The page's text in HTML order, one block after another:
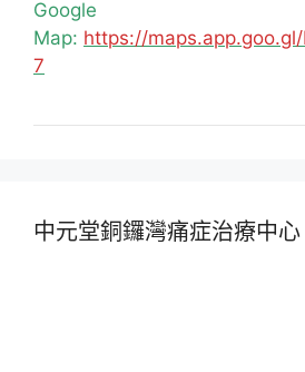
Google
Map: https://
7
中元堂銅鑼灣痛症治療中心